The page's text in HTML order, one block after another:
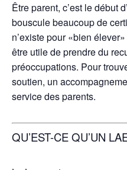
Être parent, c’est le début
bouscule beaucoup de
n’existe pour «bien
être utile de prendre du
préoccupations. Pour
soutien, un
service des parents.
QU’EST-CE QU’UN